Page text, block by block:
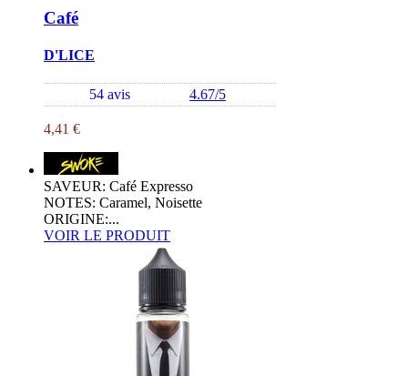
Café
D'LICE
54 avis 4.67/5
4,41 €
SAVEUR: Café Expresso
NOTES: Caramel, Noisette
ORIGINE:...
VOIR LE PRODUIT